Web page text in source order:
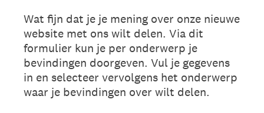
Wat fijn dat je je mening over onze nieuwe
website met ons wilt delen. Via dit
formulier kun je per onderwerp je
bevindingen doorgeven. Vul je gegevens
in en selecteer vervolgens het onderwerp
waar je bevindingen over wilt delen.